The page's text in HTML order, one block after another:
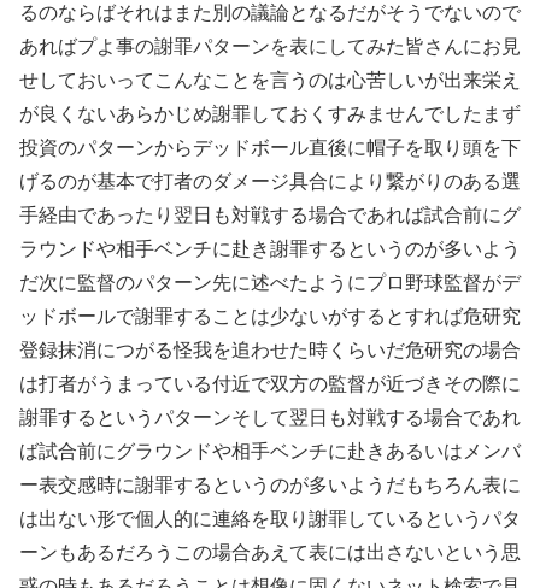
るのならばそれはまた別の議論となるだがそうでないので
あればプよ事の謝罪パターンを表にしてみた皆さんにお見
せしておいってこんなことを言うのは心苦しいが出来栄え
が良くないあらかじめ謝罪しておくすみませんでしたまず
投資のパターンからデッドボール直後に帽子を取り頭を下
げるのが基本で打者のダメージ具合により繋がりのある選
手経由であったり翌日も対戦する場合であれば試合前にグ
ラウンドや相手ベンチに赴き謝罪するというのが多いよう
だ次に監督のパターン先に述べたようにプロ野球監督がデ
ッドボールで謝罪することは少ないがするとすれば危研究
登録抹消につがる怪我を追わせた時くらいだ危研究の場合
は打者がうまっている付近で双方の監督が近づきその際に
謝罪するというパターンそして翌日も対戦する場合であれ
ば試合前にグラウンドや相手ベンチに赴きあるいはメンバ
ー表交感時に謝罪するというのが多いようだもちろん表に
は出ない形で個人的に連絡を取り謝罪しているというパタ
ーンもあるだろうこの場合あえて表には出さないという思